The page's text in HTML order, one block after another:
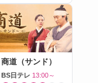
商道（サンド）
BS日テレ 13:00～